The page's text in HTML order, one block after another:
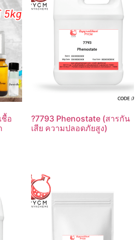
ชื้อ
?7793 Phenostate (สารกัน
เสีย ความปลอดภัยสูง)